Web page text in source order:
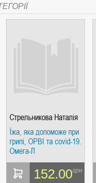
Стрельникова Наталія
Їжа, яка допоможе при
грипі, ОРВІ та covid-19.
Омега-Л
152.00грн